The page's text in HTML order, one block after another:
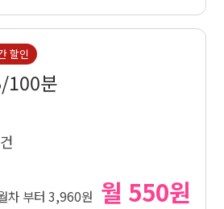
할인
100분
차 부터 3,960원 월 550원